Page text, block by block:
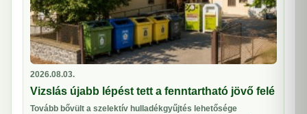
2026.08.03.
Vizslás újabb lépést tett a fenntartható jövő felé
Tovább bővült a szelektív hulladékgyűjtés lehetősége